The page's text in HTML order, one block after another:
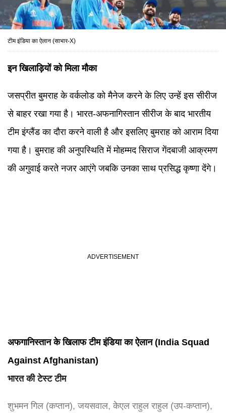
टीम इंडिया का ऐलान (साभार-X)
इन खिलाड़ियों को मिला मौका
जसप्रीत बुमराह के वर्कलोड को मैनेज करने के लिए उन्हें इस सीरीज
से बाहर रखा गया है। भारत-अफनागिस्तान सीरीज के बाद भारतीय
टीम इंग्लैंड का दौरा करने वाली है और इसलिए बुमराह को आराम दिया
गया है। बुमराह की अनुपस्थिति में मोहम्मद सिराज गेंदबाजी आक्रमण
की अगुवाई करते नजर आएंगे जबकि उनका साथ प्रसिद्ध कृष्णा देंगे।
अफगानिस्तान के खिलाफ टीम इंडिया का ऐलान (India Squad
Against Afghanistan)
भारत की टेस्ट टीम
शुभमन गिल (कप्तान), जयसवाल, केएल राहुल राहुल (उप-कप्तान),